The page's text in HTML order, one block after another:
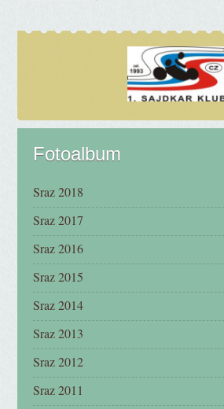
Fotoalbum
Sraz 2018
Sraz 2017
Sraz 2016
Sraz 2015
Sraz 2014
Sraz 2013
Sraz 2012
Sraz 2011